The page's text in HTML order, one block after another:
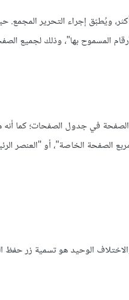
إجراء التحرير المجمع.
المسموح بها"، وذلك لجميع
في جدول الصفحات؛ كما
الصفحة الخاصة"، أو "العنصر
الوحيد هو تسمية زر حفظ